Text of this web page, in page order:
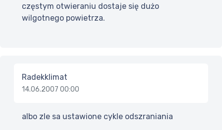
częstym otwieraniu dostaje się dużo
wilgotnego powietrza.
Radekklimat
14.06.2007 00:00
albo zle sa ustawione cykle odszraniania